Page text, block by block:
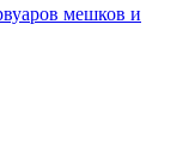
мешков и